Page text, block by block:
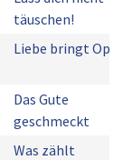
täuschen!
Liebe bringt
Das Gute
geschmeckt
Was zählt